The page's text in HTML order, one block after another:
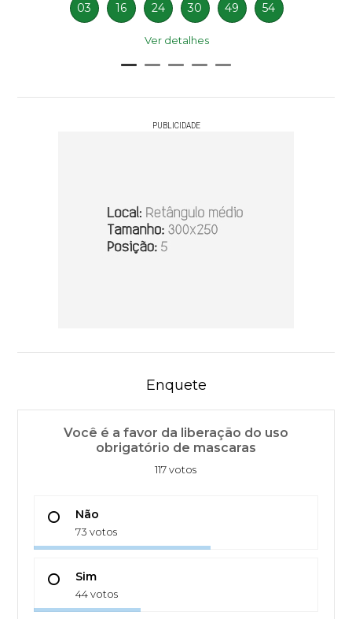
03 16 24 30 49 54
Ver detalhes
PUBLICIDADE
Enquete
Você é a favor da liberação do uso
obrigatório de mascaras
117 votos
Não
73 votos
Sim
44 votos